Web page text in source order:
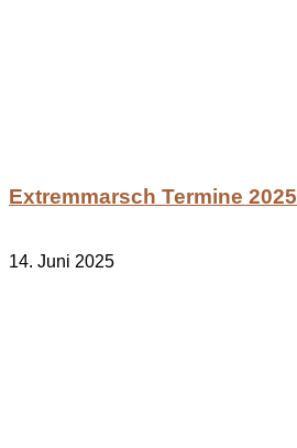
Extremmarsch Termine 2025
14. Juni 2025